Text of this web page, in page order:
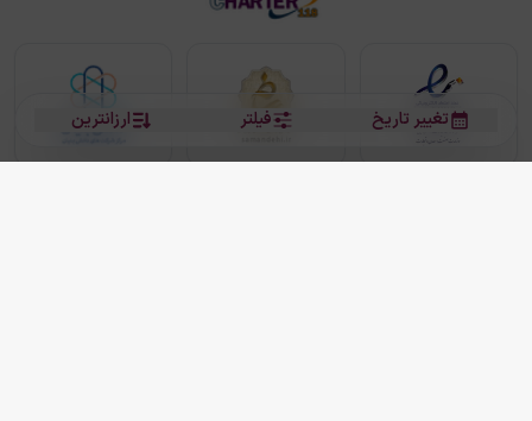
ارزانترین فیلتر تغییر تاریخ